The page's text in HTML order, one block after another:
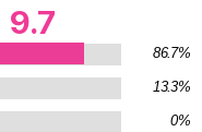
사실을 알게 된다. 행
가 인터넷을 떠돌게 된
행운음원은 어떤 연관이
9.7
86.7%
13.3%
0%